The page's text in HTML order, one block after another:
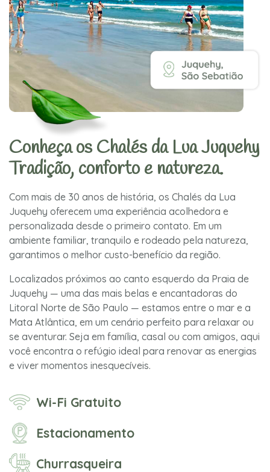
Conheça os Chalés da Lua Juquehy
Tradição, conforto e natureza.
Com mais de 30 anos de história, os Chalés da Lua
Juquehy oferecem uma experiência acolhedora e
personalizada desde o primeiro contato. Em um
ambiente familiar, tranquilo e rodeado pela natureza,
garantimos o melhor custo-benefício da região.
Localizados próximos ao canto esquerdo da Praia de
Juquehy — uma das mais belas e encantadoras do
Litoral Norte de São Paulo — estamos entre o mar e a
Mata Atlântica, em um cenário perfeito para relaxar ou
se aventurar. Seja em família, casal ou com amigos, aqui
você encontra o refúgio ideal para renovar as energias
e viver momentos inesquecíveis.
Wi-Fi Gratuito
Estacionamento
Churrasqueira